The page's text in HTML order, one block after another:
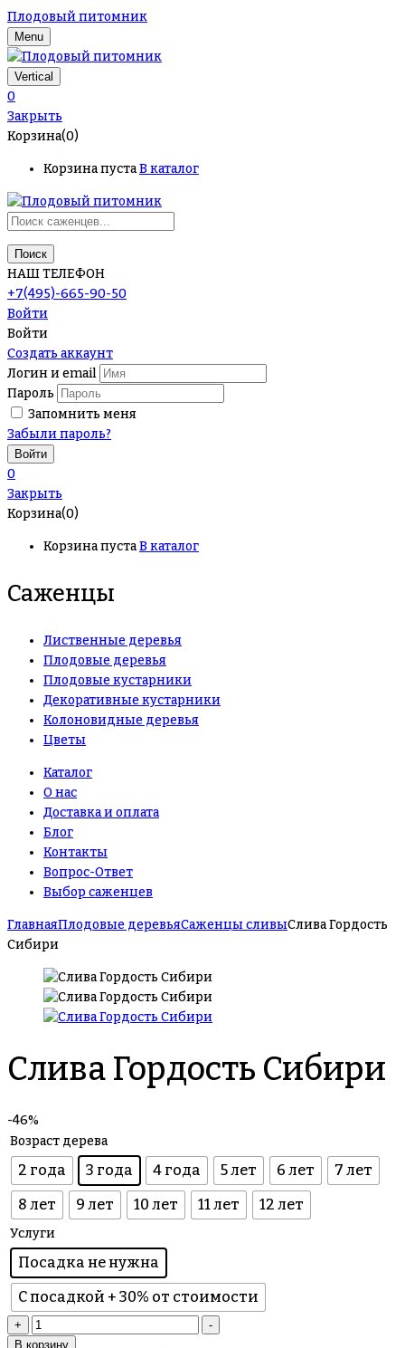
Плодовый питомник
Menu
Vertical
0
Закрыть
Корзина(0)
Корзина пустаВ каталог
Поиск
НАШ ТЕЛЕФОН
+7(495)-665-90-50
Войти
Войти
Создать аккаунт
Логин и email
Пароль
Запомнить меня
Забыли пароль?
0
Закрыть
Корзина(0)
Корзина пустаВ каталог
Саженцы
Лиственные деревья
Плодовые деревья
Плодовые кустарники
Декоративные кустарники
Колоновидные деревья
Цветы
Каталог
О нас
Доставка и оплата
Блог
Контакты
Вопрос-Ответ
Выбор саженцев
ГлавнаяПлодовые деревьяСаженцы сливыСлива Гордость
Сибири
Слива Гордость Сибири
-46%
Возраст дерева
2 года 3 года 4 года 5 лет 6 лет
7 лет
8 лет
9 лет 10 лет 11 лет 12 лет
Услуги
Посадка не нужна
С посадкой + 30% от стоимости
+
-
В корзину